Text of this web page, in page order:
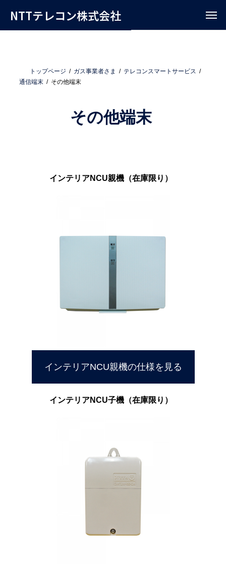
NTTテレコン株式会社
トップページ ガス事業者さま
テレコンスマートサービス
通信端末
その他端末
その他端末
インテリアNCU親機（在庫限り）
インテリアNCU親機の仕様を見る
インテリアNCU子機（在庫限り）